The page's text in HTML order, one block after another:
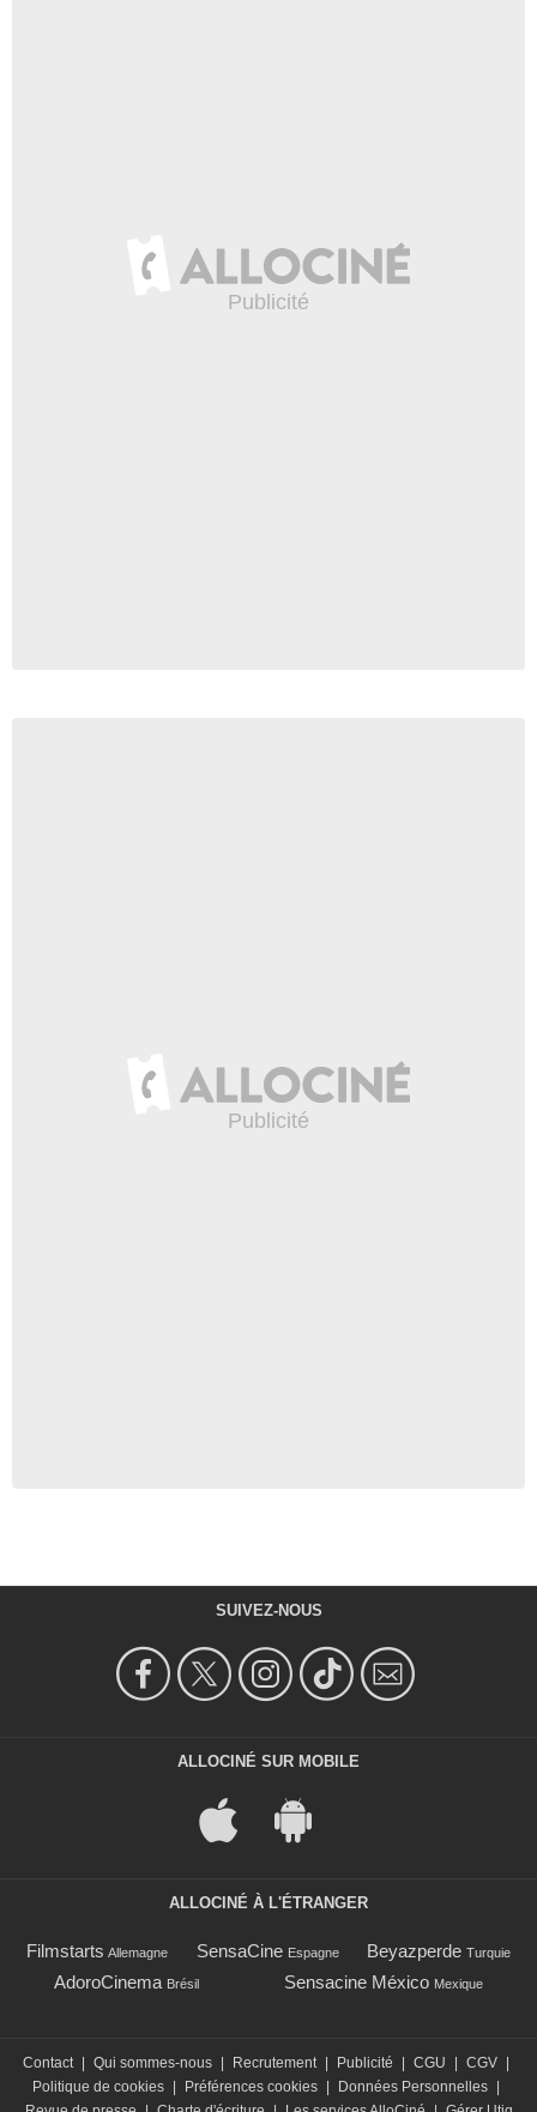
SUIVEZ-NOUS
ALLOCINÉ SUR MOBILE
ALLOCINÉ À L'ÉTRANGER
Filmstarts Allemagne SensaCine Espagne Beyazperde Turquie
AdoroCinema Brésil Sensacine México Mexique
Contact | Qui sommes-nous | Recrutement | Publicité | CGU | CGV |
Politique de cookies | Préférences cookies | Données Personnelles |